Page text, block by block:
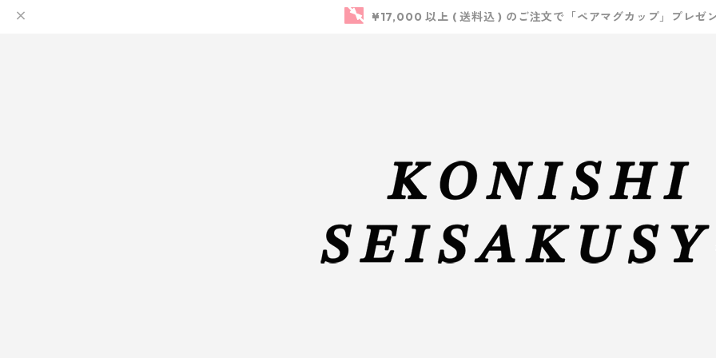
¥17,000 以上 ( 送料込 ) のご注文で「ペアマグカップ」プレゼ